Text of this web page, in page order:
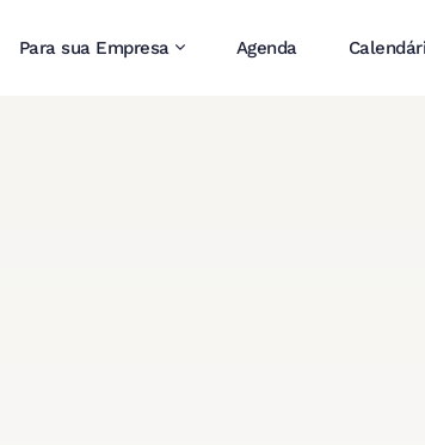
Para sua Empresa Agenda